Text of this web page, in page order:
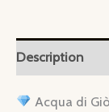
–
Giorgio
Armani
Description
Acqua di